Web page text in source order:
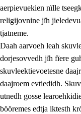
1.2 Identiteete
1.3
1.4
1.5 Eatnemem
1.6 Demokratije
aerpievuekien nïlle
religijovnine jïh
tjatneme.
Daah aarvoeh leah
dorjesovvedh jïh fïere
skuvleektievoetesne
daajroem evtiedidh.
utnedh gosse
bööremes edtja iktesth